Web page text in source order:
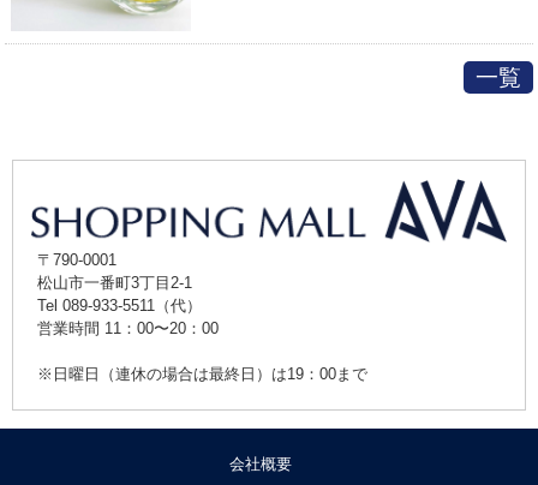
一覧
〒790-0001
松山市一番町3丁目2-1
Tel 089-933-5511（代）
営業時間 11：00〜20：00
※日曜日（連休の場合は最終日）は19：00まで
会社概要